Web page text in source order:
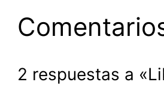
2 respuestas a